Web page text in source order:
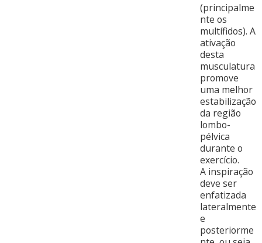
(principalme
nte os
multífidos). A
ativação
desta
musculatura
promove
uma melhor
estabilização
da região
lombo-
pélvica
durante o
exercício.
A inspiração
deve ser
enfatizada
lateralmente
e
posteriorme